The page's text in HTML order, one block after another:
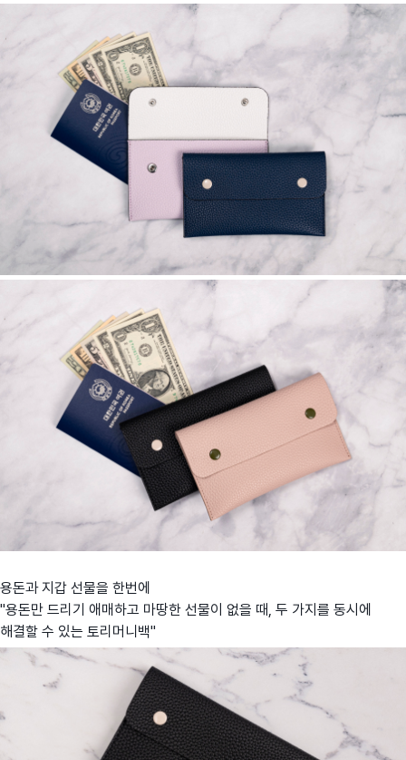
용돈과 지갑 선물을 한번에
"용돈만 드리기 애매하고 마땅한 선물이 없을 때, 두 가지를 동시에
해결할 수 있는 토리머니백"